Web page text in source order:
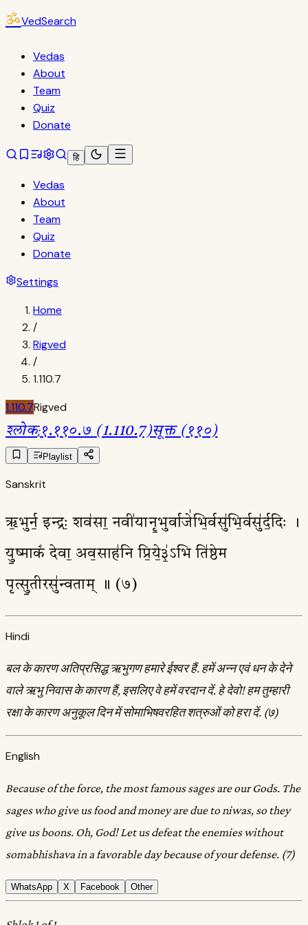
ॐVedSearch
Vedas
About
Team
Quiz
Donate
हि
Vedas
About
Team
Quiz
Donate
Settings
Home
/
Rigved
/
1.110.7
1.110.7Rigved
श्लोक:१.११०.७ (1.110.7)सूक्त (११०)
Playlist
Sanskrit
ऋ॒भुर्न॒ इन्द्रः॒ शव॑सा॒ नवी॑यानृ॒भुर्वाजे॑भि॒र्वसु॑भि॒र्वसु॑र्द॒दिः ।
यु॒ष्माकं॑ देवा॒ अव॒साह॑नि प्रि॒ये॒३॒॑ऽभि ति॑ष्ठेम
पृत्सु॒तीरसु॑न्वताम् ॥ (७)
Hindi
बल के कारण अतिप्रसिद्ध ऋभुगण हमारे ईश्वर हैं. हमें अन्न एवं धन के देने
वाले ऋभु निवास के कारण हैं, इसलिए वे हमें वरदान दें. हे देवो! हम तुम्हारी
रक्षा के कारण अनुकूल दिन में सोमाभिषवरहित शत्रुओं को हरा दें. (७)
English
Because of the force, the most famous sages are our Gods. The
sages who give us food and money are due to niwas, so they
give us boons. Oh, God! Let us defeat the enemies without
somabhishava in a favorable day because of your defense. (7)
WhatsApp X Facebook Other